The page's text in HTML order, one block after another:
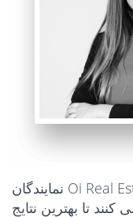
نمایندگان Oi Real Estate شما را از طریق دنیای پیچیده
تا بهترین نتایج